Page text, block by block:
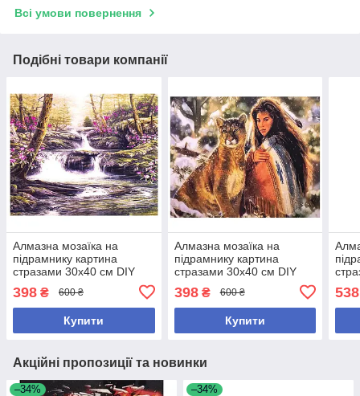
Всі умови повернення
Подібні товари компанії
Алмазна мозаїка на
підрамнику картина
стразами 30х40 см DIY
61203)
398 ₴ 600 ₴
Купити
Алмазна мозаїка на
підрамнику картина
стразами 30х40 см DIY
61097)
398₴ 600 ₴
Купити
538
Акційні пропозиції та новинки
–34% –34%